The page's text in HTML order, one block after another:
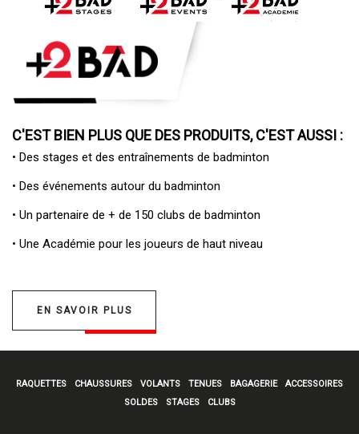
C'EST BIEN PLUS QUE DES PRODUITS, C'EST AUSSI :
• Des stages et des entraînements de badminton
• Des événements autour du badminton
• Un partenaire de + de 150 clubs de badminton
• Une Académie pour les joueurs de haut niveau
EN SAVOIR PLUS
RAQUETTES CHAUSSURES VOLANTS TENUES BAGAGERIE
ACCESSOIRES
SOLDES
STAGES CLUBS